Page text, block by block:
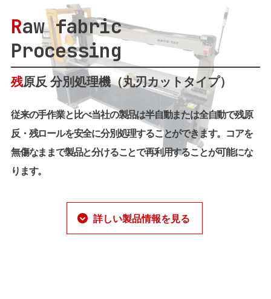
Raw fabric
Processing
残原反 分別処理機（丸刃カットタイプ）
従来の手作業と比べ当社の製品は半自動または全自動で残原
反・残ロールを安全に分別処理することができます。コアを
無傷なままで製品と分けることで再利用することが可能にな
ります。
詳しい製品情報を見る